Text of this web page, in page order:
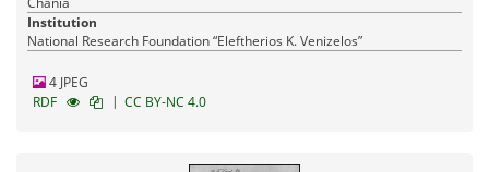
Institution
National Research Foundation “Eleftherios K. Venizelos”
4 JPEG
RDF
| CC BY-NC 4.0